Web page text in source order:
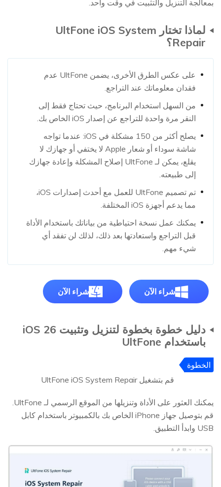
بمعالجة التنزيل والتثبيت في وقت واحد.
لماذا تختار UltFone iOS System
Repair؟
على عكس الطرق الأخرى، يضمن UltFone عدم
فقدان معلوماتك عند التراجع.
من السهل استخدام البرنامج، حيث تحتاج فقط إلى
النقر مرة واحدة للتراجع عن إصدار iOS الخاص بك.
يصلح أكثر من 150 مشكلة في iOS: عندما تواجه
شاشة سوداء أو شعار Apple لا يختفي أو جهازك لا
يقلع، يمكن لـ UltFone إصلاح المشكلة وإعادة جهازك
إلى طبيعته.
تم تصميم UltFone للعمل مع أحدث إصدارات iOS،
مما يدعم أجهزة iOS المختلفة.
يمكنك عمل نسخة احتياطية من بياناتك باستخدام الأداة
قبل التراجع واستعادتها بعد ذلك، لذلك لن تفقد أي
شيء مهم.
شراء الآن شراء الآن
دليل خطوة بخطوة لتنزيل وتثبيت iOS 26
باستخدام UltFone
الخطوة
قم بتشغيل UltFone iOS System Repair
يمكنك العثور على الأداة وتنزيلها من الموقع الرسمي لـ UltFone.
قم بتوصيل جهاز iPhone الخاص بك بالكمبيوتر باستخدام كابل
USB وابدأ التطبيق.